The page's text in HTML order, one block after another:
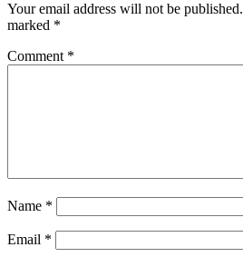
Your email address will not be published.
marked *
Comment *
Name *
Email *